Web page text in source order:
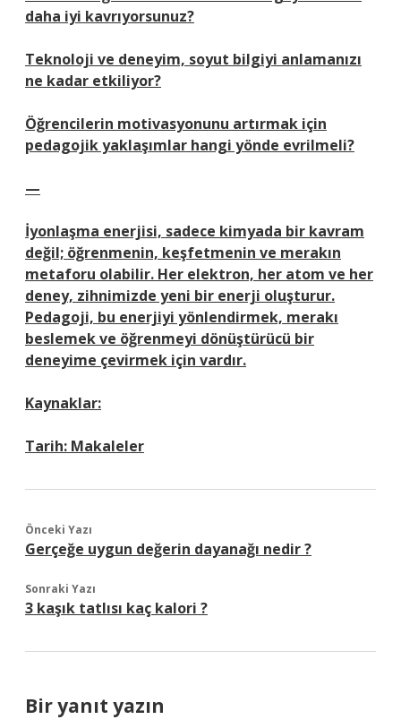
daha iyi kavrıyorsunuz?
Teknoloji ve deneyim, soyut bilgiyi anlamanızı
ne kadar etkiliyor?
Öğrencilerin motivasyonunu artırmak için
pedagojik yaklaşımlar hangi yönde evrilmeli?
—
İyonlaşma enerjisi, sadece kimyada bir kavram
değil; öğrenmenin, keşfetmenin ve merakın
metaforu olabilir. Her elektron, her atom ve her
deney, zihnimizde yeni bir enerji oluşturur.
Pedagoji, bu enerjiyi yönlendirmek, merakı
beslemek ve öğrenmeyi dönüştürücü bir
deneyime çevirmek için vardır.
Kaynaklar:
Tarih: Makaleler
Önceki Yazı
Gerçeğe uygun değerin dayanağı nedir ?
Sonraki Yazı
3 kaşık tatlısı kaç kalori ?
Bir yanıt yazın